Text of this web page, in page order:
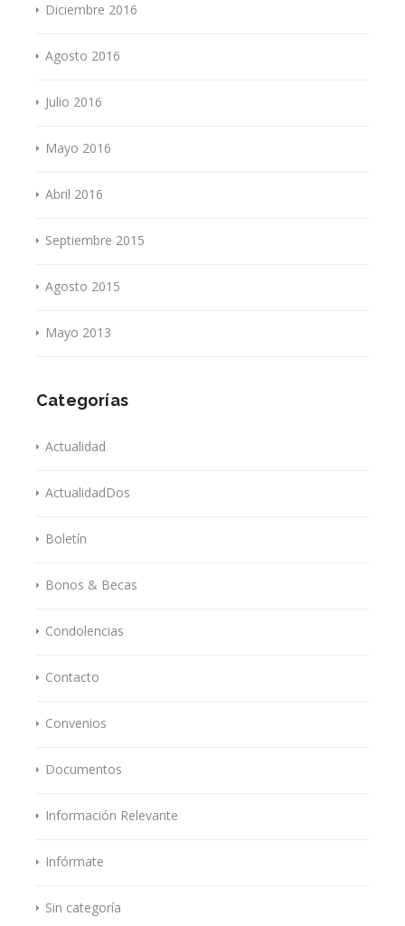
Diciembre 2016
Agosto 2016
Julio 2016
Mayo 2016
Abril 2016
Septiembre 2015
Agosto 2015
Mayo 2013
Categorías
Actualidad
ActualidadDos
Boletín
Bonos & Becas
Condolencias
Contacto
Convenios
Documentos
Información Relevante
Infórmate
Sin categoría